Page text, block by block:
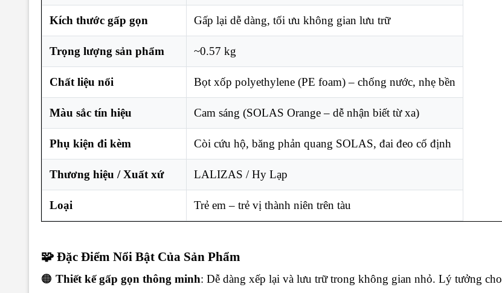
Kích thước gấp gọn Gấp lại dễ dàng, tối ưu không gian lưu trữ
Trọng lượng sản phẩm ~0.57 kg
Chất liệu nổi Bọt xốp polyethylene (PE foam) – chống nước, nhẹ bền
Màu sắc tín hiệu Cam sáng (SOLAS Orange – dễ nhận biết từ xa)
Phụ kiện đi kèm Còi cứu hộ, băng phản quang SOLAS, đai đeo cố định
Thương hiệu / Xuất xứ LALIZAS / Hy Lạp
Loại Trẻ em – trẻ vị thành niên trên tàu
🧩 Đặc Điểm Nổi Bật Của Sản Phẩm
🟠 Thiết kế gấp gọn thông minh: Dễ dàng xếp lại và lưu trữ trong không gian nhỏ. Lý tưởng cho